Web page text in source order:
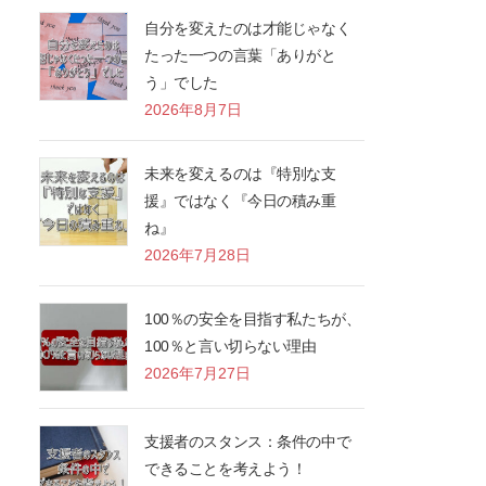
自分を変えたのは才能じゃなく
たった一つの言葉「ありがと
う」でした
2026年8月7日
未来を変えるのは『特別な支
援』ではなく『今日の積み重
ね』
2026年7月28日
100％の安全を目指す私たちが、
100％と言い切らない理由
2026年7月27日
支援者のスタンス：条件の中で
できることを考えよう！